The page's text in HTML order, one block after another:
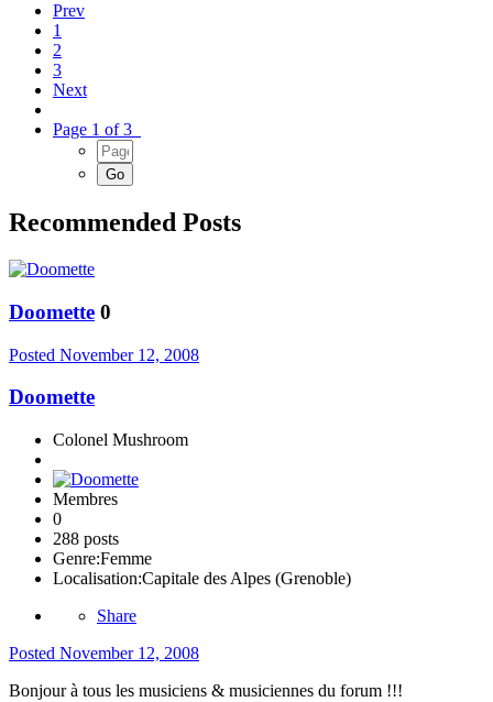
Prev
1
2
3
Next
Page 1 of 3
Recommended Posts
Doomette 0
Posted November 12, 2008
Doomette
Colonel Mushroom
Membres
0
288 posts
Genre:Femme
Localisation:Capitale des Alpes (Grenoble)
Share
Posted November 12, 2008
Bonjour à tous les musiciens & musiciennes du forum !!!